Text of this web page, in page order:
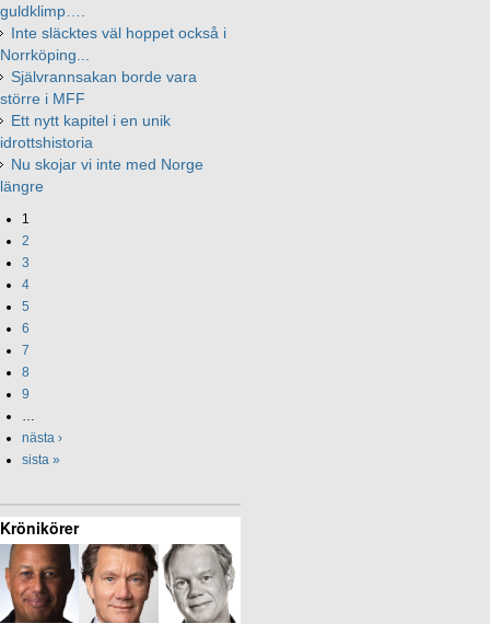
guldklimp….
Inte släcktes väl hoppet också i
Norrköping...
Självrannsakan borde vara
större i MFF
Ett nytt kapitel i en unik
idrottshistoria
Nu skojar vi inte med Norge
längre
1
2
3
4
5
6
7
8
9
nästa ›
sista »
Krönikörer